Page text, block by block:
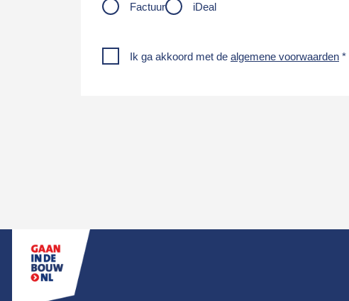
Factuur iDeal
Ik ga akkoord met de algemene voorwaarden *